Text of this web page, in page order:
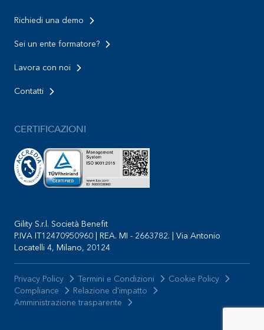
Richiedi una demo
Sei un ente formatore?
Lavora con noi
Contatti
CERTIFICAZIONI
Gility S.r.l. Società Benefit
P.IVA IT12470950960 | REA. MI - 2663782. | Via Antonio
Locatelli 4, Milano, 20124
Privacy Policy Termini e Condizioni
Cookie Policy
Compliance
Relazione d'impatto
Amministrazione trasparente